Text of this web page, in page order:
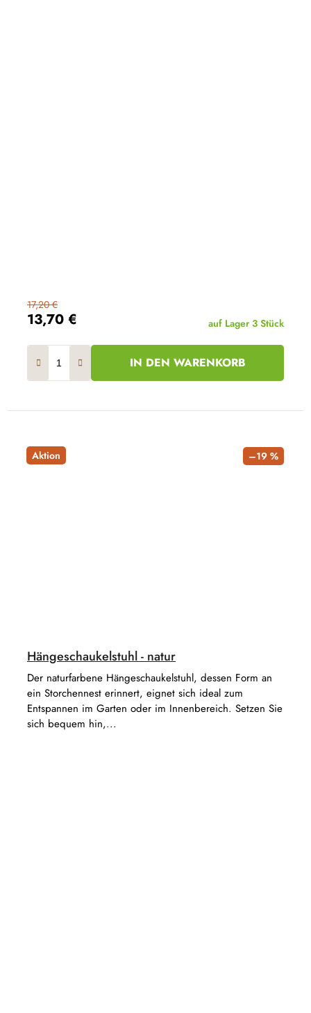
13,70 €
17,20 €
auf Lager 3 Stück
IN DEN WARENKORB
Aktion –19 %
Hängeschaukelstuhl - natur
Der naturfarbene Hängeschaukelstuhl, dessen Form an
ein Storchennest erinnert, eignet sich ideal zum
Entspannen im Garten oder im Innenbereich. Setzen Sie
sich bequem hin,...